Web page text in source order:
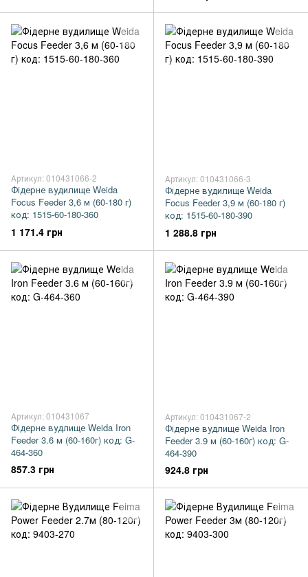
Артикул: 010431066-2
Фідерне вудилище Weida
Focus Feeder 3,6 м (60-180 г)
код: 1515-60-180-360
1 171.4 грн
Артикул: 010431066-3
Фідерне вудилище Weida
Focus Feeder 3,9 м (60-180 г)
код: 1515-60-180-390
1 288.8 грн
Артикул: 010431067
Фідерне вудлище Weida Iron
Feeder 3.6 м (60-160г) код: G-
464-360
857.3 грн
Артикул: 010431067-2
Фідерне вудлище Weida Iron
Feeder 3.9 м (60-160г) код: G-
464-390
924.8 грн